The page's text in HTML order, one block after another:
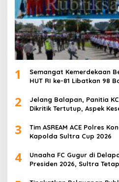
1
Semangat Kemerdekaan
HUT RI ke-81 Libatkan 98
2
Jelang Balapan, Panitia
Dikritik Tertutup, Aspek
3
Tim ASREAM ACE Polres
Kapolda Sultra Cup 2026
4
Unaaha FC Gugur di
Presiden 2026, Sultra